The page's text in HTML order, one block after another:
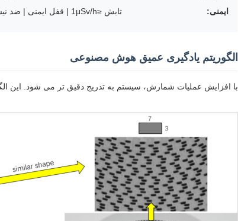
ایمنی:
تابش ≤1μSv/h | قفل ایمنی | ضد نیشگون گرفتن | توقف اضطراری
الگوریتم یادگیری عمیق هوش مصنوعی
با افزایش عملیات شمارش، سیستم به تدریج دقیق تر می شود. این